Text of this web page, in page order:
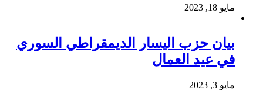
مايو 18, 2023
بيان حزب اليسار الديمقراطي السوري
في عيد العمال
مايو 3, 2023